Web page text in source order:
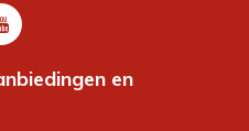
en